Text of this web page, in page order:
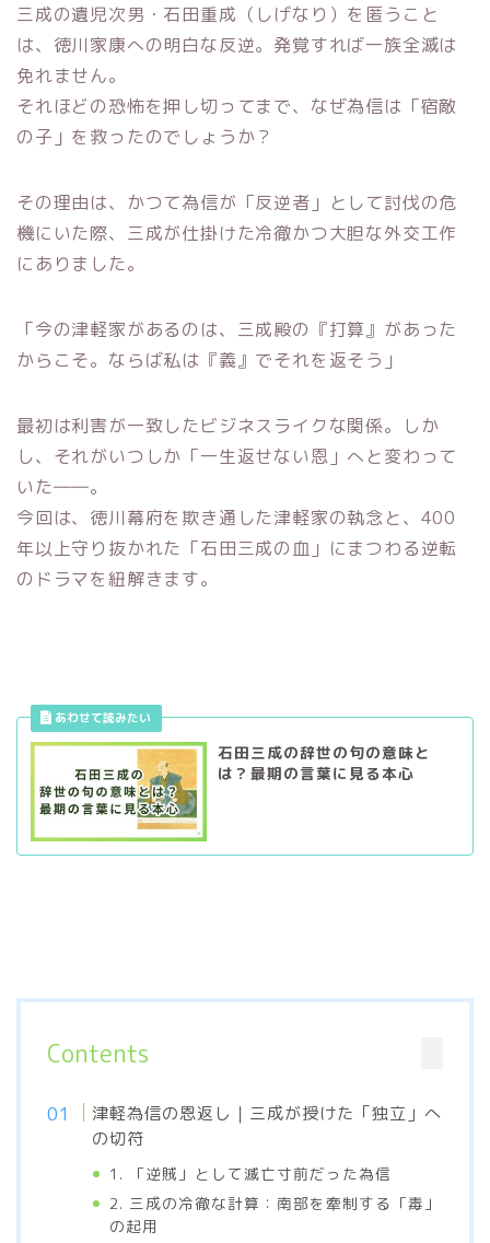
三成の遺児次男・石田重成（しげなり）を匿うこと
は、徳川家康への明白な反逆。発覚すれば一族全滅は
免れません。
それほどの恐怖を押し切ってまで、なぜ為信は「宿敵
の子」を救ったのでしょうか？
その理由は、かつて為信が「反逆者」として討伐の危
機にいた際、三成が仕掛けた冷徹かつ大胆な外交工作
にありました。
「今の津軽家があるのは、三成殿の『打算』があった
からこそ。ならば私は『義』でそれを返そう」
最初は利害が一致したビジネスライクな関係。しか
し、それがいつしか「一生返せない恩」へと変わって
いた――。
今回は、徳川幕府を欺き通した津軽家の執念と、400
年以上守り抜かれた「石田三成の血」にまつわる逆転
のドラマを紐解きます。
石田三成の辞世の句の意味と
は？最期の言葉に見る本心
Contents
津軽為信の恩返し｜三成が授けた「独立」へ
の切符
1. 「逆賊」として滅亡寸前だった為信
2. 三成の冷徹な計算：南部を牽制する「毒」
の起用